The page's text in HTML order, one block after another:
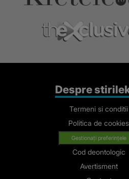
Despre
Termeni si conditii
Politica de cookies
Gestionați preferințele
Cod deontologic
Avertisment